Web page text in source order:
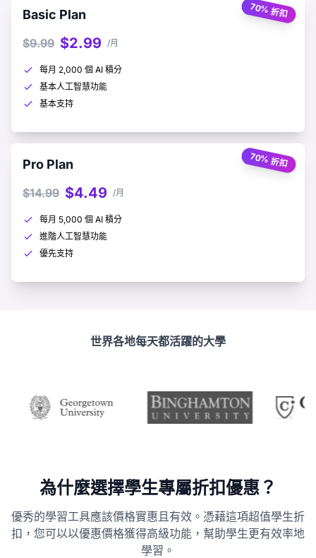
70% 折扣
Basic Plan
$9.99 $2.99 /月
每月 2,000 個 AI 積分
基本人工智慧功能
基本支持
70% 折扣
Pro Plan
$14.99 $4.49 /月
每月 5,000 個 AI 積分
進階人工智慧功能
優先支持
世界各地每天都活躍的大學
為什麼選擇學生專屬折扣優惠？
優秀的學習工具應該價格實惠且有效。憑藉這項超值學生折
扣，您可以以優惠價格獲得高級功能，幫助學生更有效率地
學習。